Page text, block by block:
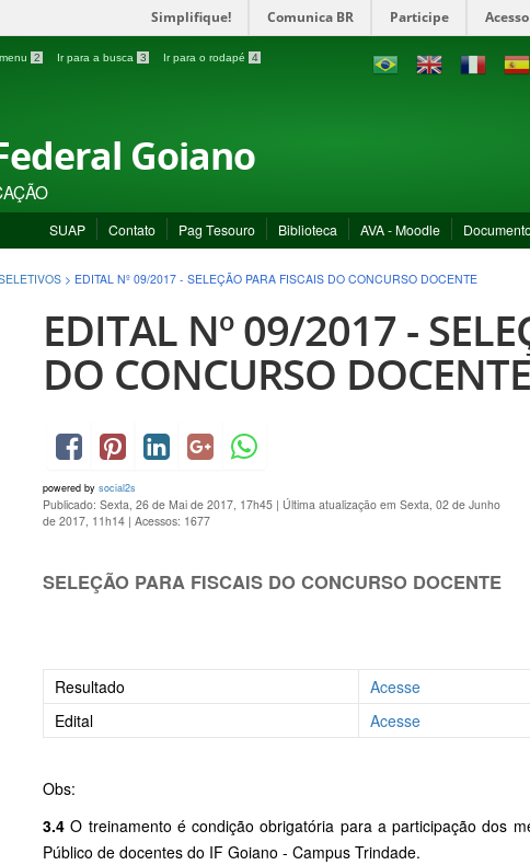
Simplifique! Comunica BR Participe
2 Ir para a busca 3 Ir para o rodapé 4
Goiano
SUAP Contato Pag Tesouro Biblioteca AVA - Moodle
> EDITAL Nº 09/2017 - SELEÇÃO PARA FISCAIS DO CONCURSO DOCENTE
EDITAL Nº 09/2017 -
DO CONCURSO DOCENTE
powered by social2s
Publicado: Sexta, 26 de Mai de 2017, 17h45 | Última atualização em Sexta, 02 de Junho
de 2017, 11h14 | Acessos: 1677
SELEÇÃO PARA FISCAIS DO CONCURSO DOCENTE
Resultado
Acesse
Edital
Acesse
Obs:
3.4 O treinamento é condição obrigatória para a participação dos
Público de docentes do IF Goiano - Campus Trindade.